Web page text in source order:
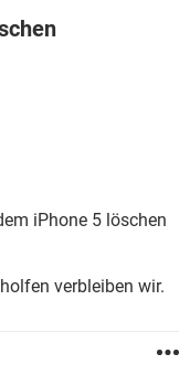
iPhone 5 löschen
verbleiben wir.